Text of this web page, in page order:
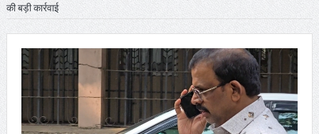
की बड़ी कार्रवाई